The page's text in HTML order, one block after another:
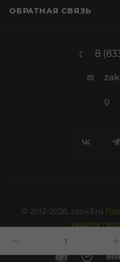
ОБРАТНАЯ СВЯЗЬ
8
© 2012-2026, zoo43.ru
защиты